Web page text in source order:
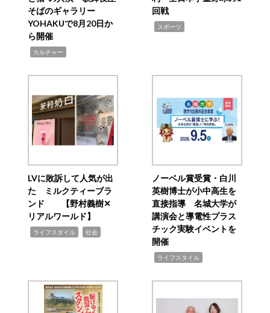
そばのギャラリー
YOHAKUで8月20日か
ら開催
カルチャー
回戦
スポーツ
LVに敗訴して人気が出
た ミルクティーブラ
ンド 【野村義樹✕
リアルワールド】
ライフスタイル 社会
ノーベル賞受賞・白川
英樹博士が小中高生を
直接指導 名城大学が
講演会と導電性プラス
チック実験イベントを
開催
ライフスタイル